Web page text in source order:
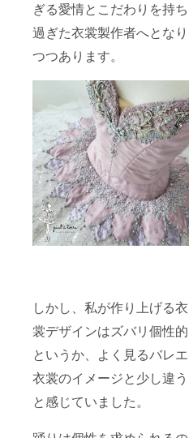
ぎる愛情とこだわりを持ち
過ぎた衣裳製作者へとなり
つつあります。
しかし、私が作り上げる衣
裳デザインはズバリ個性的
というか、よく見るバレエ
衣裳のイメージと少し違う
と感じていました。